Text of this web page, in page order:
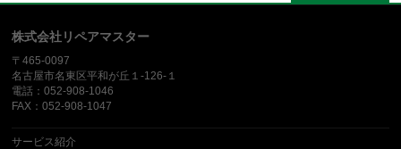
株式会社リペアマスター
〒465-0097
名古屋市名東区平和が丘１-126-１
電話：052-908-1046
FAX：052-908-1047
サービス紹介